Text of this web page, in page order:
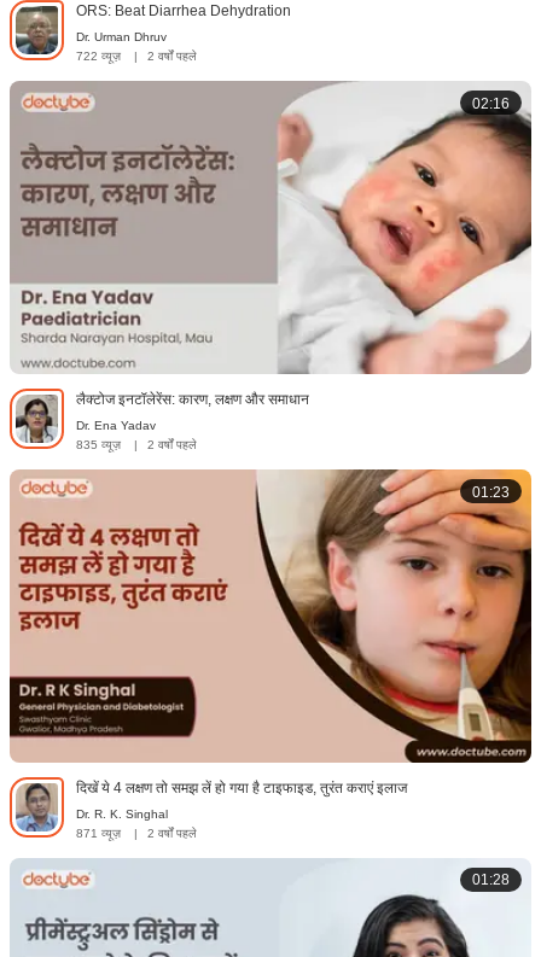
ORS: Beat Diarrhea Dehydration
Dr. Urman Dhruv
722 व्यूज़
| 2 वर्षों पहले
02:16
लैक्टोज इनटॉलेरेंस: कारण, लक्षण और समाधान
Dr. Ena Yadav
835 व्यूज़
| 2 वर्षों पहले
01:23
दिखें ये 4 लक्षण तो समझ लें हो गया है टाइफाइड, तुरंत कराएं इलाज
Dr. R. K. Singhal
871 व्यूज़
| 2 वर्षों पहले
01:28